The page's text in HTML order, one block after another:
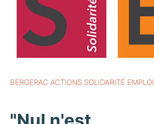
BERGERAC ACTIONS SOLIDARITÉ EMPLOI